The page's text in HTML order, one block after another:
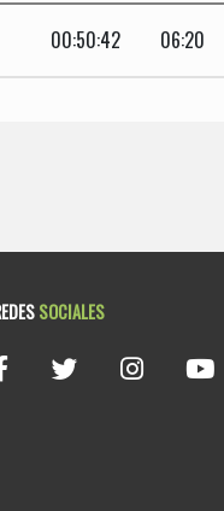
00:50:42 06:20
SOCIALES